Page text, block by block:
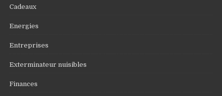
Cadeaux
Energies
Entreprises
Exterminateur nuisibles
Finances